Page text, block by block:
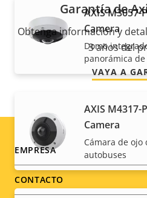
AXIS M3057-
Camera
Domo
panorámica de
AXIS M4317-
Camera
Cámara de ojo
autobuses
Garantía de
Obtenga información y
3 años del
VAYA A
Footer
menu
EMPRESA
CONTACTO